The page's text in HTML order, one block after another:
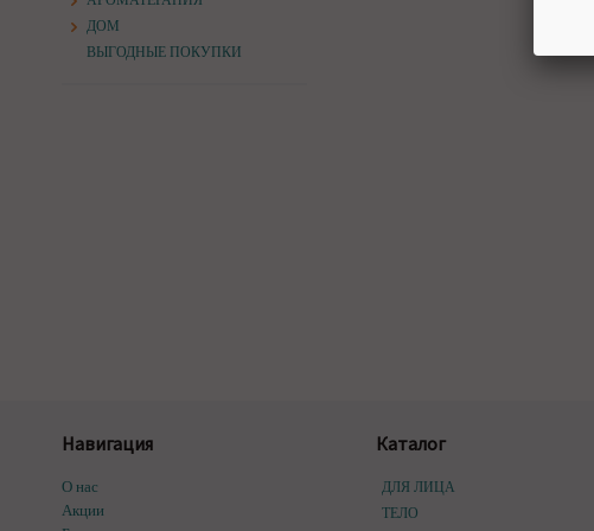
ДОМ
ВЫГОДНЫЕ ПОКУПКИ
Навигация
О нас
Акции
Каталог
ДЛЯ ЛИЦА
ТЕЛО